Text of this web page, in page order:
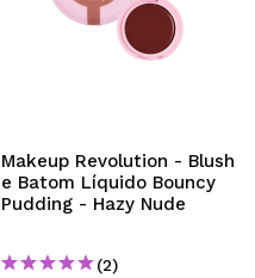
Makeup Revolution - Blush
e Batom Líquido Bouncy
Pudding - Hazy Nude
(2)